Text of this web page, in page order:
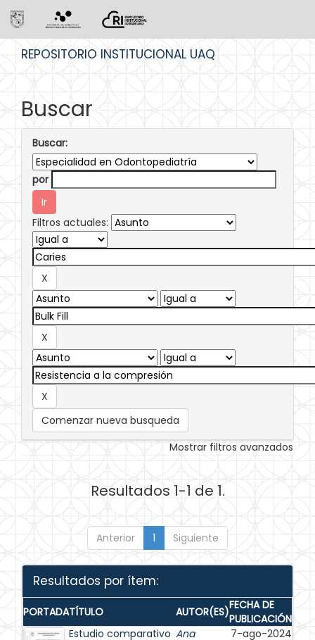
REPOSITORIO INSTITUCIONAL UAQ
Buscar
Buscar:
por
Filtros actuales:
Comenzar nueva busqueda
Mostrar filtros avanzados
Resultados 1-1 de 1.
Anterior 1 Siguiente
Resultados por ítem:
PORTADATÍTULO AUTOR(ES)FECHA DE
PUBLICACIÓN
Estudio comparativo Ana
7-ago-2024